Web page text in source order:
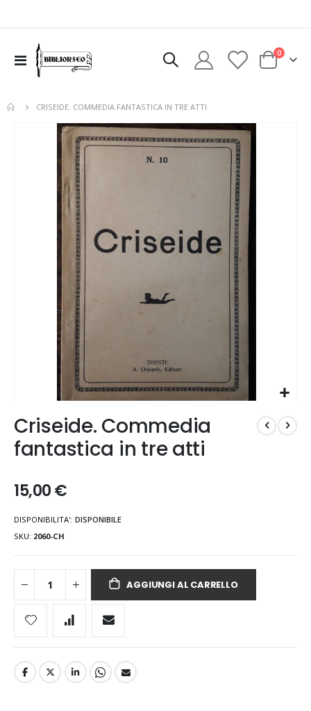
Toggle
Nav
Cart
0elementi
CRISEIDE. COMMEDIA FANTASTICA IN TRE ATTI
all'inizio
della
galleria
Criseide. Commedia
fantastica in tre atti
15,00 €
DISPONIBILITA': DISPONIBILE
SKU 2060-CH
AGGIUNGI AL CARRELLO